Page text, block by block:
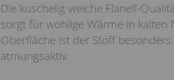
Die kuschelig weiche Flanell-
sorgt für wohlige Wärme in kalten
Oberfläche ist der Stoff
atmungsaktiv.